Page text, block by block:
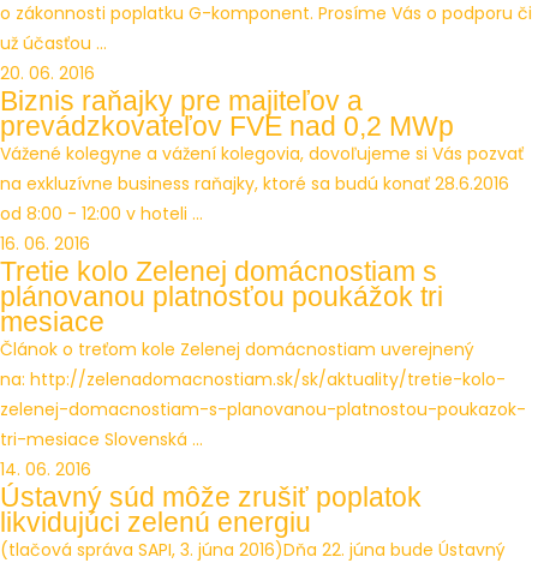
o zákonnosti poplatku G-komponent. Prosíme Vás o podporu či
už účasťou ...
20. 06. 2016
Biznis raňajky pre majiteľov a
prevádzkovateľov FVE nad 0,2 MWp
Vážené kolegyne a vážení kolegovia, dovoľujeme si Vás pozvať
na exkluzívne business raňajky, ktoré sa budú konať 28.6.2016
od 8:00 - 12:00 v hoteli ...
16. 06. 2016
Tretie kolo Zelenej domácnostiam s
plánovanou platnosťou poukážok tri
mesiace
Článok o treťom kole Zelenej domácnostiam uverejnený
na: http://zelenadomacnostiam.sk/sk/aktuality/tretie-kolo-
zelenej-domacnostiam-s-planovanou-platnostou-poukazok-
tri-mesiace Slovenská ...
14. 06. 2016
Ústavný súd môže zrušiť poplatok
likvidujúci zelenú energiu
(tlačová správa SAPI, 3. júna 2016)Dňa 22. júna bude Ústavný